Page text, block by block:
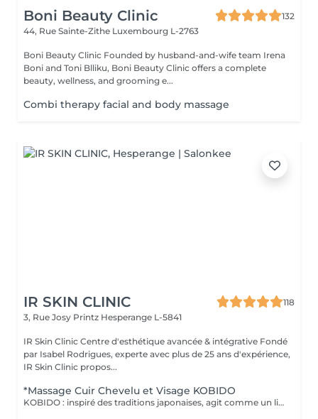
Boni Beauty Clinic
132
44, Rue Sainte-Zithe Luxembourg L-2763
Boni Beauty Clinic Founded by husband-and-wife team Irena
Boni and Toni Blliku, Boni Beauty Clinic offers a complete
beauty, wellness, and grooming e...
Combi therapy facial and body massage
IR SKIN CLINIC
118
3, Rue Josy Printz Hesperange L-5841
IR Skin Clinic Centre d'esthétique avancée & intégrative Fondé
par Isabel Rodrigues, experte avec plus de 25 ans d'expérience,
IR Skin Clinic propos...
*Massage Cuir Chevelu et Visage KOBIDO
KOBIDO : inspiré des traditions japonaises, agit comme un lifting naturel grâce à un ensemble de techniques manuelles étudiées pour lisser les traits et repulper le visage. Il agit sur l'ensemble des zones sensibles au vieillissement cutané en activant leur jeunesse. Inspiré de la technique AMMA japonaise relaxante, ce massage des zones reflexe du visage, de la nuque et de la tête. Grâce à ce massage unique, vous vous sentez revitalisé, relaxé et apaisé (sans utilisation de produit).